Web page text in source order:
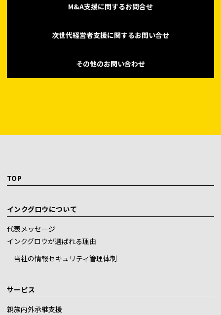
M&A支援に関するお問合せ
次世代経営者支援に関するお問い合せ
その他のお問い合わせ
TOP
インクグロウについて
代表メッセージ
インクグロウが選ばれる理由
当社の情報セキュリティ管理体制
サービス
親族内外承継支援